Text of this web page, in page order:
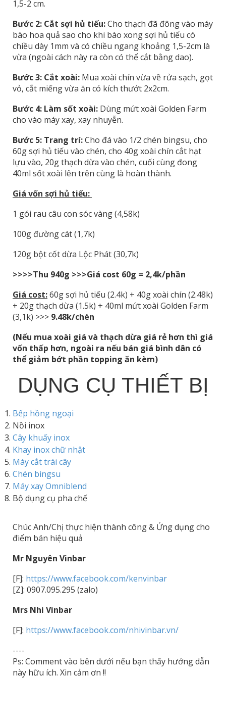
1,5-2 cm.
Bước 2: Cắt sợi hủ tiếu:Cho thạch đã đông vào máy
bào hoa quả sao cho khi bào xong sợi hủ tiếu có
chiều dày 1mm và có chiều ngang khoảng 1,5-2cm là
vừa (ngoài cách này ra còn có thể cắt bằng dao).
Bước 3: Cắt xoài: Mua xoài chín vừa về rửa sạch, gọt
vỏ, cắt miếng vừa ăn có kích thướt 2x2cm.
Bước 4: Làm sốt xoài: Dùng mứt xoài Golden Farm
cho vào máy xay, xay nhuyễn.
Bước 5: Trang trí:Cho đá vào 1/2 chén bingsu, cho
60g sợi hủ tiếu vào chén, cho 40g xoài chín cắt hạt
lựu vào, 20g thạch dừa vào chén, cuối cùng đong
40ml sốt xoài lên trên cùng là hoàn thành.
Giá vốn sợi hủ tiếu:
1 gói rau câu con sóc vàng (4,58k)
100g đường cát (1,7k)
120g bột cốt dừa Lộc Phát (30,7k)
>>>>Thu 940g >>>Giá cost 60g = 2,4k/phần
Giá cost:60g sợi hủ tiếu (2.4k) + 40g xoài chín (2.48k)
+ 20g thạch dừa (1.5k) + 40ml mứt xoài Golden Farm
(3,1k) >>> 9.48k/chén
(Nếu mua xoài giá và thạch dừa giá rẻ hơn thì giá
vốn thấp hơn, ngoài ra nếu bán giá bình dân có
thể giảm bớt phần topping ăn kèm)
DỤNG CỤ THIẾT BỊ
Bếp hồng ngoại
Nồi inox
Cây khuấy inox
Khay inox chữ nhật
Máy cắt trái cây
Chén bingsu
Máy xay Omniblend
Bộ dụng cụ pha chế
Chúc Anh/Chị thực hiện thành công & Ứng dụng cho
điểm bán hiệu quả
Mr Nguyên Vinbar
[F]: https://www.facebook.com/kenvinbar
[Z]: 0907.095.295 (zalo)
Mrs Nhi Vinbar
[F]: https://www.facebook.com/nhivinbar.vn/
----
Ps: Comment vào bên dưới nếu bạn thấy hướng dẫn
này hữu ích. Xin cảm ơn !!